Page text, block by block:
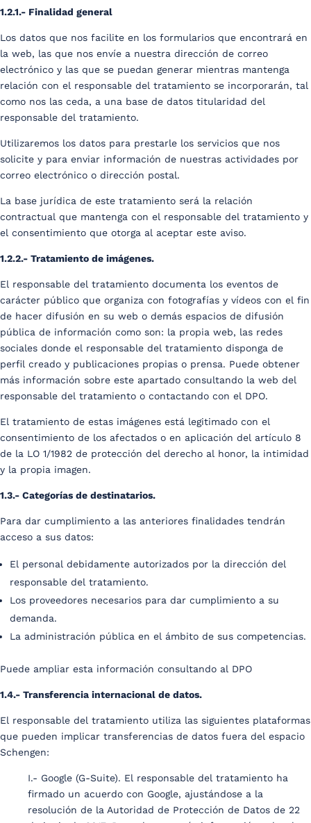
1.2.1.- Finalidad general
Los datos que nos facilite en los formularios que encontrará en
la web, las que nos envíe a nuestra dirección de correo
electrónico y las que se puedan generar mientras mantenga
relación con el responsable del tratamiento se incorporarán, tal
como nos las ceda, a una base de datos titularidad del
responsable del tratamiento.
Utilizaremos los datos para prestarle los servicios que nos
solicite y para enviar información de nuestras actividades por
correo electrónico o dirección postal.
La base jurídica de este tratamiento será la relación
contractual que mantenga con el responsable del tratamiento y
el consentimiento que otorga al aceptar este aviso.
1.2.2.- Tratamiento de imágenes.
El responsable del tratamiento documenta los eventos de
carácter público que organiza con fotografías y vídeos con el fin
de hacer difusión en su web o demás espacios de difusión
pública de información como son: la propia web, las redes
sociales donde el responsable del tratamiento disponga de
perfil creado y publicaciones propias o prensa. Puede obtener
más información sobre este apartado consultando la web del
responsable del tratamiento o contactando con el DPO.
El tratamiento de estas imágenes está legitimado con el
consentimiento de los afectados o en aplicación del artículo 8
de la LO 1/1982 de protección del derecho al honor, la intimidad
y la propia imagen.
1.3.- Categorías de destinatarios.
Para dar cumplimiento a las anteriores finalidades tendrán
acceso a sus datos:
El personal debidamente autorizados por la dirección del
responsable del tratamiento.
Los proveedores necesarios para dar cumplimiento a su
demanda.
La administración pública en el ámbito de sus competencias.
Puede ampliar esta información consultando al DPO
1.4.- Transferencia internacional de datos.
El responsable del tratamiento utiliza las siguientes plataformas
que pueden implicar transferencias de datos fuera del espacio
Schengen:
I.- Google (G-Suite). El responsable del tratamiento ha
firmado un acuerdo con Google, ajustándose a la
resolución de la Autoridad de Protección de Datos de 22